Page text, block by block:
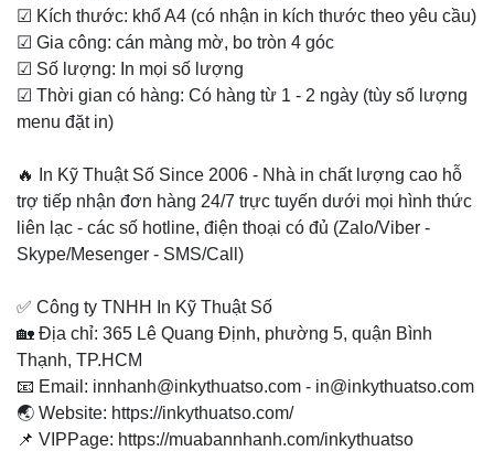
☑ Kích thước: khổ A4 (có nhận in kích thước theo yêu cầu)
☑ Gia công: cán màng mờ, bo tròn 4 góc
☑ Số lượng: In mọi số lượng
☑ Thời gian có hàng: Có hàng từ 1 - 2 ngày (tùy số lượng
menu đặt in)
🔥 In Kỹ Thuật Số Since 2006 - Nhà in chất lượng cao hỗ
trợ tiếp nhận đơn hàng 24/7 trực tuyến dưới mọi hình thức
liên lạc - các số hotline, điện thoại có đủ (Zalo/Viber -
Skype/Mesenger - SMS/Call)
✅ Công ty TNHH In Kỹ Thuật Số
🏡 Địa chỉ: 365 Lê Quang Định, phường 5, quận Bình
Thạnh, TP.HCM
📧 Email: innhanh@inkythuatso.com - in@inkythuatso.com
🌏 Website: https://inkythuatso.com/
📌 VIPPage: https://muabannhanh.com/inkythuatso